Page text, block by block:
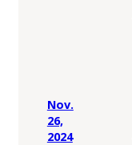
Nov.
26,
2024